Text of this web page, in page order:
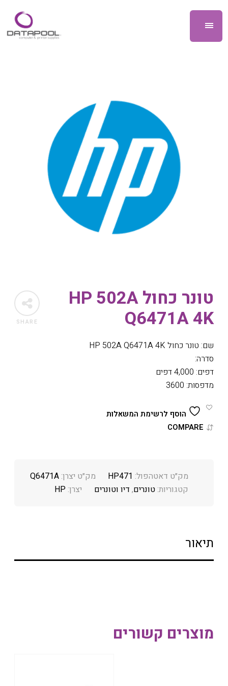
SHARE
טונר כחול HP 502A
Q6471A 4K
שם: טונר כחול HP 502A Q6471A 4K
סדרה:
דפים: 4,000 דפים
מדפסות: 3600
הוסף לרשימת המשאלות
COMPARE
מק״ט דאטהפול: HP471 מק״ט יצרן:Q6471A
קטגוריות:טונרים, דיו וטונרים יצרן:HP
תיאור
מוצרים קשורים